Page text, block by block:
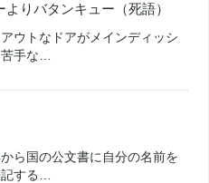
りバタンキュー（死語）
ウトなドアがメインディッシ
苦手な…
ら国の公文書に自分の名前を
する…